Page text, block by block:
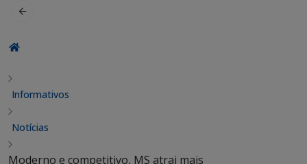
Informativos
Notícias
Moderno e competitivo, MS atrai mais